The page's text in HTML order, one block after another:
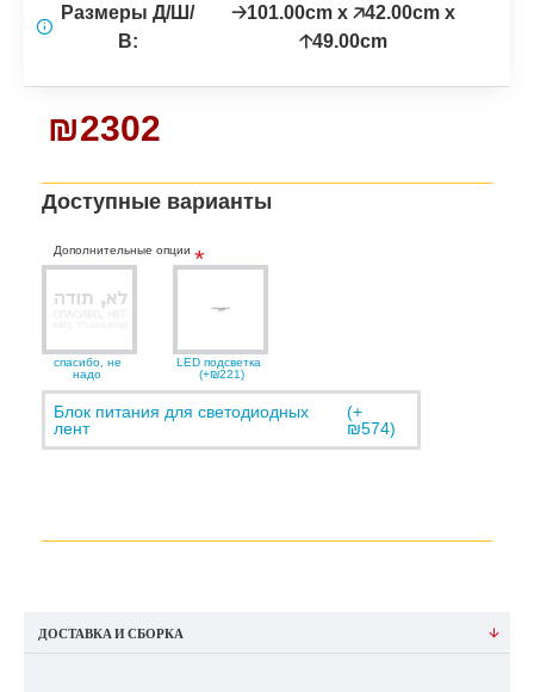
₪2302
Размеры Д/Ш/
В:
🡢101.00cm x 🡥42.00cm x
🡡49.00cm
Доступные варианты
Дополнительные опции
спасибо, не
надо
LED подсветка
(+₪221)
Блок питания для светодиодных
лент
(+
₪574)
ДОСТАВКА И СБОРКА